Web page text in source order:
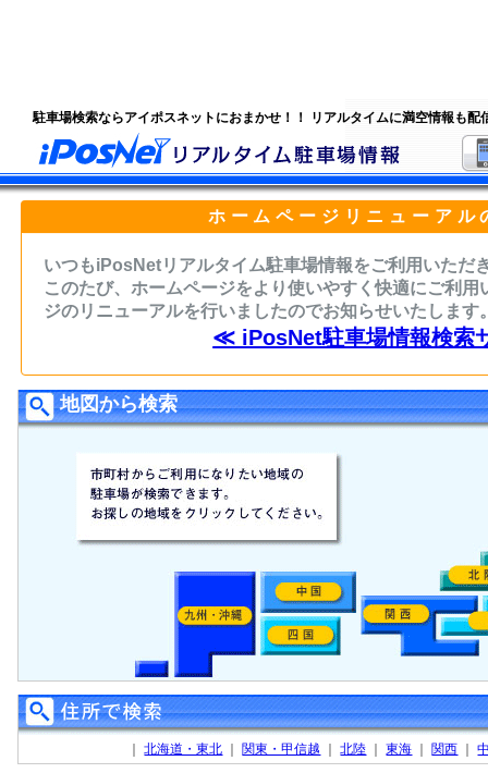
駐車場検索ならアイポスネットにおまかせ！！ リアルタイムに満空情報も配
ホームページリニューアル
いつもiPosNetリアルタイム駐車場情報をご利用いただ
このたび、ホームページをより使いやすく快適にご利
ジのリニューアルを行いましたのでお知らせいたします
≪ iPosNet駐車場情報検索
地図から検索
｜北海道・東北 関東・甲信越 ｜北陸 ｜東海 関西 ｜